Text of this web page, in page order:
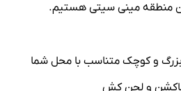
منطقه مینی سیتی هستیم.